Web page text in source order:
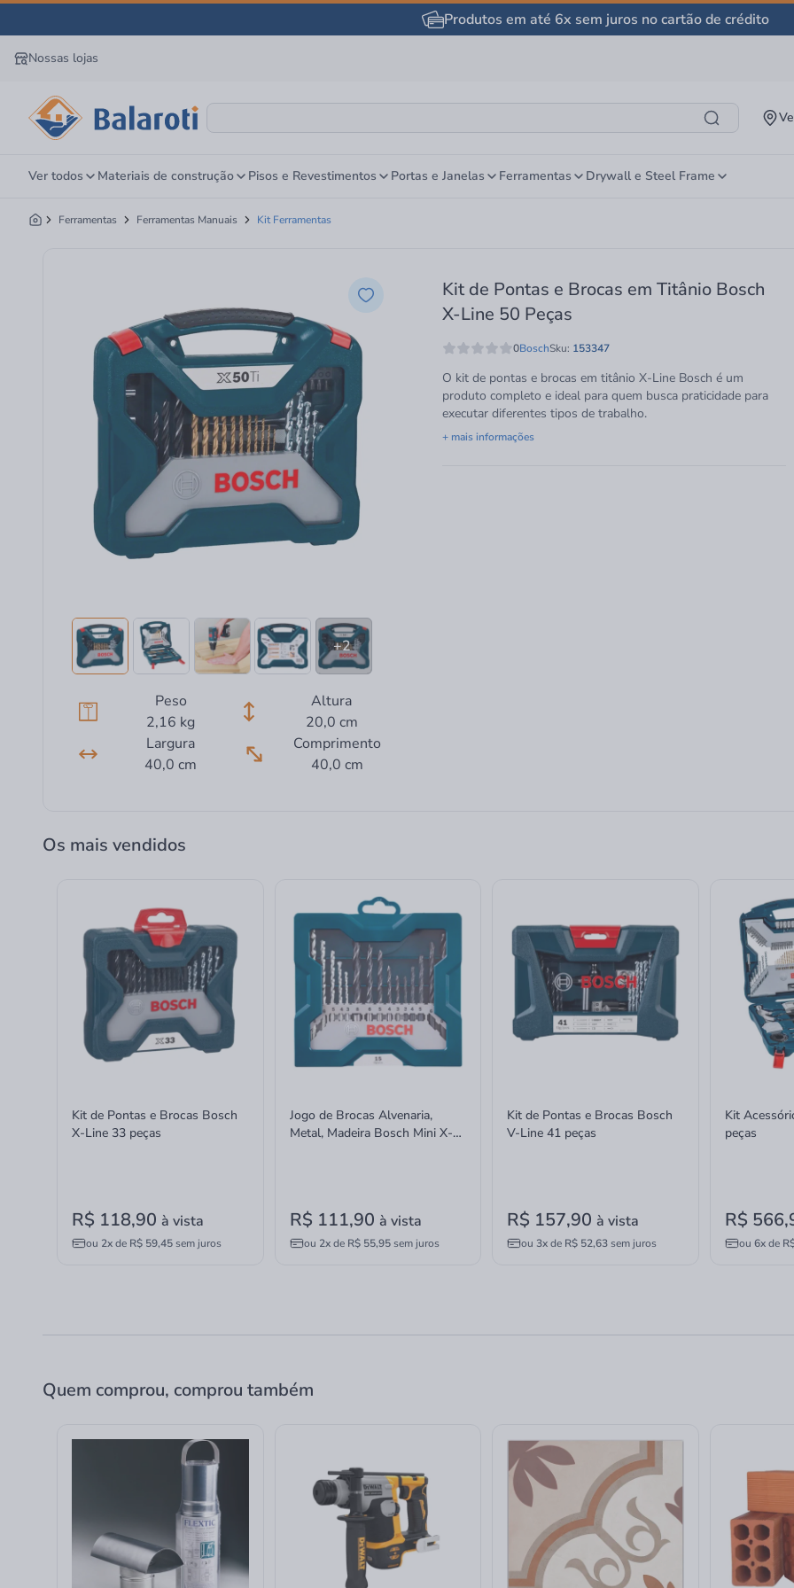
Produtos em até 6x sem juros no cartão de crédito
Nossas lojas
Ver todos Materiais de construção Pisos e Revestimentos Portas e Janelas Ferramentas Drywall e Steel Frame
Ferramentas Ferramentas Manuais Kit Ferramentas
+2
Peso
2,16 kg
Altura
20,0 cm
Largura
40,0 cm
Comprimento
40,0 cm
Kit de Pontas e Brocas em Titânio Bosch
X-Line 50 Peças
0BoschSku: 153347
O kit de pontas e brocas em titânio X-Line Bosch é um
produto completo e ideal para quem busca praticidade para
executar diferentes tipos de trabalho.
+ mais informações
Os mais vendidos
Kit de Pontas e Brocas Bosch
X-Line 33 peças
R$ 118,90 à vista
ou 2xde R$ 59,45sem juros
Jogo de Brocas Alvenaria,
Metal, Madeira Bosch Mini X-
R$ 111,90 à vista
ou 2xde R$ 55,95sem juros
Kit de Pontas e Brocas Bosch
V-Line 41 peças
R$ 157,90à vista
ou 3xde R$ 52,63sem juros
Kit
peças
R$
ou 6xde
Quem comprou, comprou também